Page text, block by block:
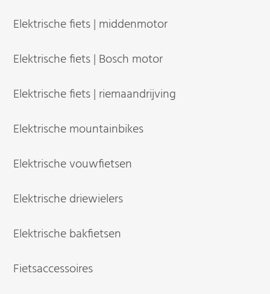
Elektrische fiets | middenmotor
Elektrische fiets | Bosch motor
Elektrische fiets | riemaandrijving
Elektrische mountainbikes
Elektrische vouwfietsen
Elektrische driewielers
Elektrische bakfietsen
Fietsaccessoires